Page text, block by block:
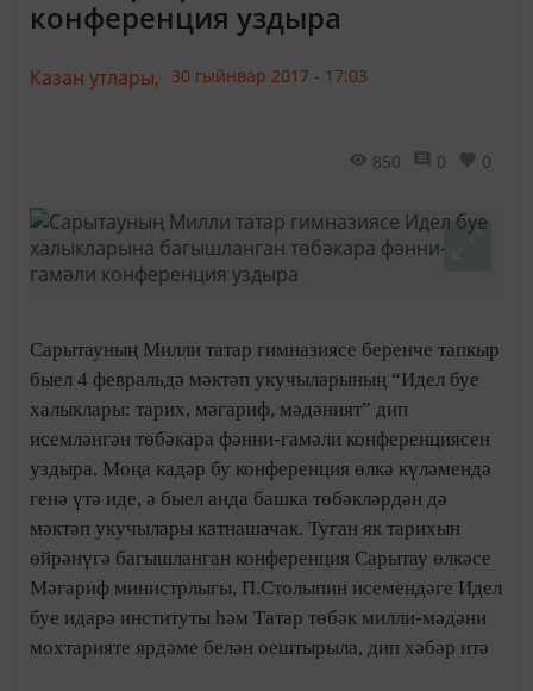
конференция уздыра
Казан утлары, 30 гыйнвар 2017 - 17:03
850 0 0
Сарытауның Милли татар гимназиясе беренче тапкыр
быел 4 февральдә мәктәп укучыларының “Идел буе
халыклары: тарих, мәгариф, мәдәният” дип
исемләнгән төбәкара фәнни-гамәли конференциясен
уздыра. Моңа кадәр бу конференция өлкә күләмендә
генә үтә иде, ә быел анда башка төбәкләрдән дә
мәктәп укучылары катнашачак. Туган як тарихын
өйрәнүгә багышланган конференция Сарытау өлкәсе
Мәгариф министрлыгы, П.Столыпин исемендәге Идел
буе идарә институты һәм Татар төбәк милли-мәдәни
мохтарияте ярдәме белән оештырыла, дип хәбәр итә